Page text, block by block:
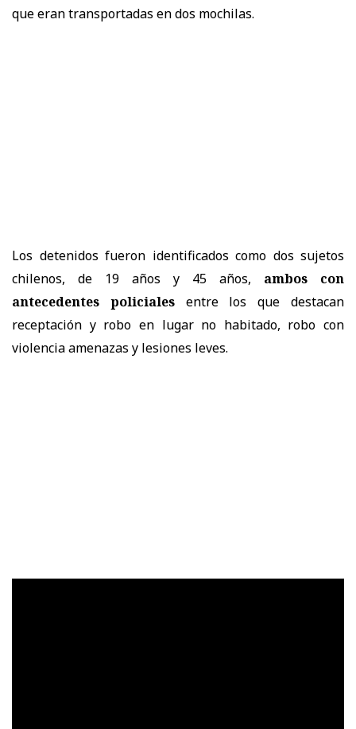
que eran transportadas en dos mochilas.
Los detenidos fueron identificados como dos sujetos
chilenos, de 19 años y 45 años, ambos con
antecedentes policialesentre los que destacan
receptación y robo en lugar no habitado, robo con
violencia amenazas y lesiones leves.